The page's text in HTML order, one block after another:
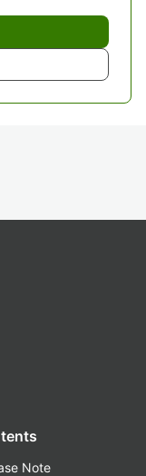
Note